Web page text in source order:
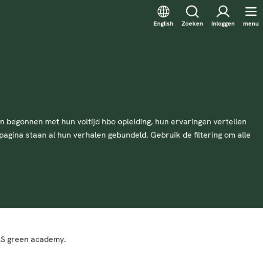
English Zoeken Inloggen menu
begonnen met hun voltijd hbo opleiding, hun ervaringen vertellen
staan al hun verhalen gebundeld. Gebruik de filtering om alle
green academy.